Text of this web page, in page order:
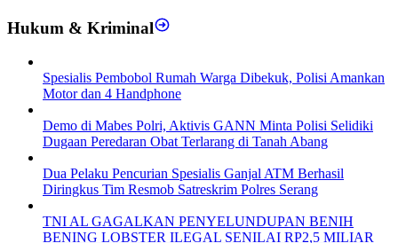
Hukum & Kriminal
Spesialis Pembobol Rumah Warga Dibekuk, Polisi Amankan
Motor dan 4 Handphone
Demo di Mabes Polri, Aktivis GANN Minta Polisi Selidiki
Dugaan Peredaran Obat Terlarang di Tanah Abang
Dua Pelaku Pencurian Spesialis Ganjal ATM Berhasil
Diringkus Tim Resmob Satreskrim Polres Serang
TNI AL GAGALKAN PENYELUNDUPAN BENIH
BENING LOBSTER ILEGAL SENILAI RP2,5 MILIAR